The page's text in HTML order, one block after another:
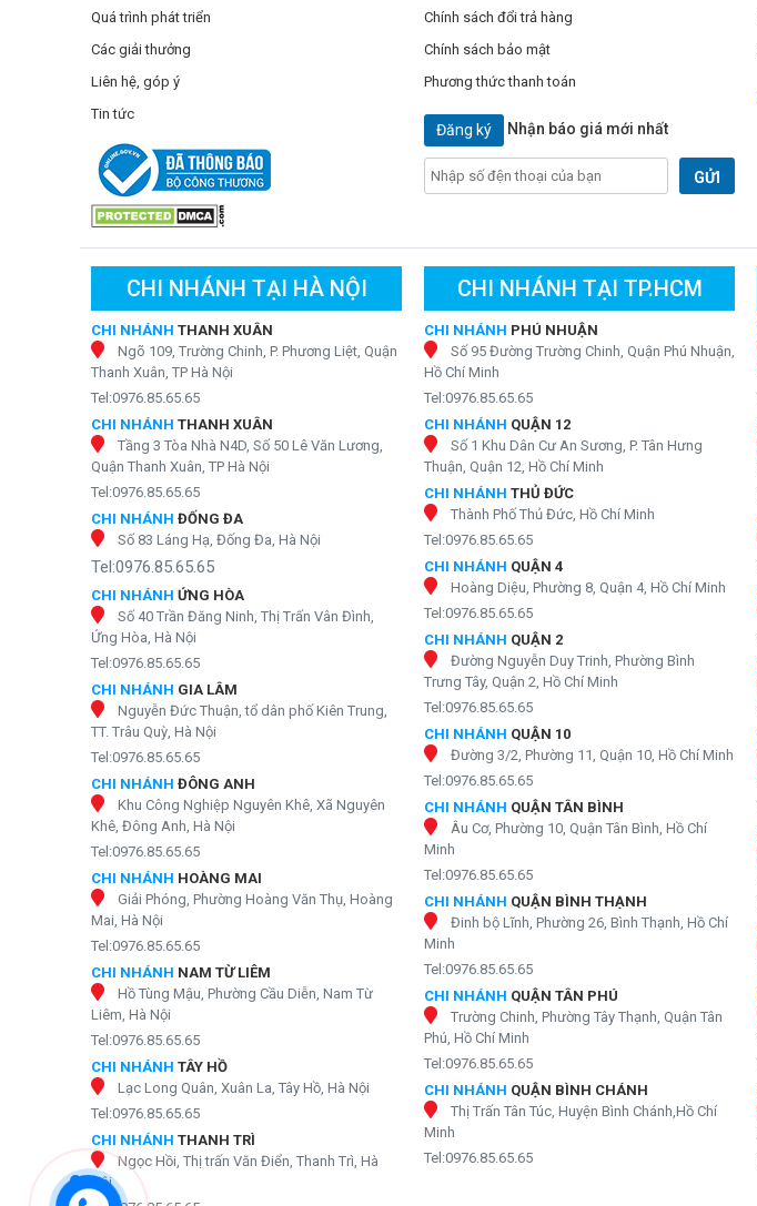
Thiết kế của máy lọc nước topbox t-s146
Có thể nói đây là một trong những sản phẩm nhỏ gọn nhất thị trường hiện nay. Karofi
nhiều vị trí trong ngôi nhà. Qúy khách có thể đặt
máy lọc nước karofi topbox t-s146trên
tiện sử dụng nhất. Hay thậm chí là trong phòng khách hoặc nơi làm việc đều được bởi máy
Dễ dàng bài trí trong không gian sống
– Thiết kế nhỏ gọn và chắc chắn: Chiều cao của máy là 36cm, chiều ngang là 29cm, độ dày
nhỏ hơn những dòng máy lọc nước tủ đứng hiện đại khác.
Quá trình phát triển
Các giải thưởng
Liên hệ, góp ý
Tin tức
Chính sách đổi trả hàng
Chính sách bảo mật
Phương thức thanh toán
Đăng ký Nhận báo giá mới nhất
GỬI
CHI NHÁNH TẠI HÀ NỘI
CHI NHÁNH THANH XUÂN
Ngõ 109, Trường Chinh, P. Phương Liệt, Quận
Thanh Xuân, TP Hà Nội
Tel:0976.85.65.65
CHI NHÁNH THANH XUÂN
Tầng 3 Tòa Nhà N4D, Số 50 Lê Văn Lương,
Quận Thanh Xuân, TP Hà Nội
Tel:0976.85.65.65
CHI NHÁNH ĐỐNG ĐA
Số 83 Láng Hạ, Đống Đa, Hà Nội
Tel:0976.85.65.65
CHI NHÁNH ỨNG HÒA
Số 40 Trần Đăng Ninh, Thị Trấn Vân Đình,
Ứng Hòa, Hà Nội
Tel:0976.85.65.65
CHI NHÁNH GIA LÂM
Nguyễn Đức Thuận, tổ dân phố Kiên Trung,
TT. Trâu Quỳ, Hà Nội
Tel:0976.85.65.65
CHI NHÁNH ĐÔNG ANH
Khu Công Nghiệp Nguyên Khê, Xã Nguyên
Khê, Đông Anh, Hà Nội
Tel:0976.85.65.65
CHI NHÁNH HOÀNG MAI
Giải Phóng, Phường Hoàng Văn Thụ, Hoàng
Mai, Hà Nội
Tel:0976.85.65.65
CHI NHÁNH NAM TỪ LIÊM
Hồ Tùng Mậu, Phường Cầu Diễn, Nam Từ
Liêm, Hà Nội
Tel:0976.85.65.65
CHI NHÁNH TÂY HỒ
Lạc Long Quân, Xuân La, Tây Hồ, Hà Nội
Tel:0976.85.65.65
CHI NHÁNH THANH TRÌ
Ngọc Hồi, Thị trấn Văn Điển, Thanh Trì, Hà
Nội
CHI NHÁNH TẠI TP.HCM
CHI NHÁNH PHÚ NHUẬN
Số 95 Đường Trường Chinh, Quận Phú Nhuận,
Hồ Chí Minh
Tel:0976.85.65.65
CHI NHÁNH QUẬN 12
Số 1 Khu Dân Cư An Sương, P. Tân Hưng
Thuận, Quận 12, Hồ Chí Minh
CHI NHÁNH THỦ ĐỨC
Thành Phố Thủ Đức, Hồ Chí Minh
Tel:0976.85.65.65
CHI NHÁNH QUẬN 4
Hoàng Diệu, Phường 8, Quận 4, Hồ Chí Minh
Tel:0976.85.65.65
CHI NHÁNH QUẬN 2
Đường Nguyễn Duy Trinh, Phường Bình
Trưng Tây, Quận 2, Hồ Chí Minh
Tel:0976.85.65.65
CHI NHÁNH QUẬN 10
Đường 3/2, Phường 11, Quận 10, Hồ Chí Minh
Tel:0976.85.65.65
CHI NHÁNH QUẬN TÂN BÌNH
Âu Cơ, Phường 10, Quận Tân Bình, Hồ Chí
Minh
Tel:0976.85.65.65
CHI NHÁNH QUẬN BÌNH THẠNH
Đinh bộ Lĩnh, Phường 26, Bình Thạnh, Hồ Chí
Minh
Tel:0976.85.65.65
CHI NHÁNH QUẬN TÂN PHÚ
Trường Chinh, Phường Tây Thạnh, Quận Tân
Phú, Hồ Chí Minh
Tel:0976.85.65.65
CHI NHÁNH QUẬN BÌNH CHÁNH
Thị Trấn Tân Túc, Huyện Bình Chánh,Hồ Chí
Minh
Tel:0976.85.65.65